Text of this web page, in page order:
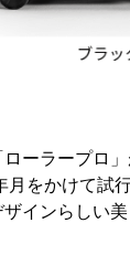
ーラープロ」
をかけて試
インらしい